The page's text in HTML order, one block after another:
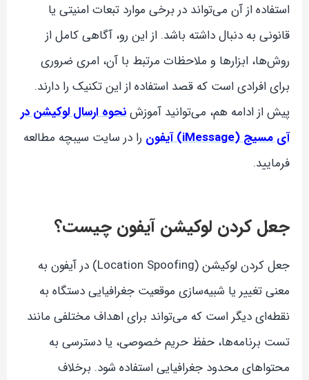
استفاده از آن می‌تواند در برخی موارد تبعات امنیتی یا
قانونی به دنبال داشته باشد. از این رو، آگاهی کامل از
روش‌ها، ابزارها و ملاحظات مرتبط با آن، امری ضروری
برای افرادی است که قصد استفاده از این تکنیک را دارند.
پیش از ادامه هم، می‌توانید آموزشنحوه ارسال لوکیشن در
آی مسیج (iMessage) آیفون
را در سایت سیبچه مطالعه
فرمایید.
جعل کردن لوکیشن آیفون چیست؟
جعل کردن لوکیشن (Location Spoofing) در آیفون به
معنی تغییر یا شبیه‌سازی موقعیت جغرافیایی دستگاه به
نقطه‌ای دیگر است که می‌تواند برای اهداف مختلفی مانند
تست برنامه‌ها، حفظ حریم خصوصی، یا دسترسی به
محتواهای محدود جغرافیایی استفاده شود. برخلاف